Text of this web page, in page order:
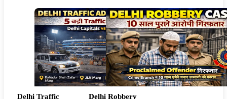
Delhi Traffic
Delhi Robbery